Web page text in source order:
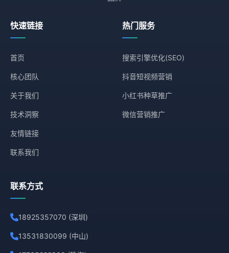
快速链接
首页
核心团队
关于我们
技术洞察
友情链接
联系我们
热门服务
搜索引擎优化(SEO)
抖音短视频营销
小红书种草推广
微信营销推广
联系方式
18925357070 (深圳)
13531830099 (中山)